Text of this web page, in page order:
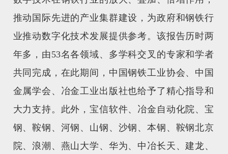
推动国际先进的产业集群建设，为政府和钢铁行
业推动数字化技术发展提供参考。该报告历时两
年多，由53名各领域、多学科交叉的专家和学者
共同完成，在此期间，中国钢铁工业协会、中国
金属学会、冶金工业出版社也给予了精心指导和
大力支持。此外，宝信软件、冶金自动化院、宝
钢、鞍钢、河钢、山钢、沙钢、本钢、鞍钢北京
院、浪潮、燕山大学、华为、中冶长天、建龙、